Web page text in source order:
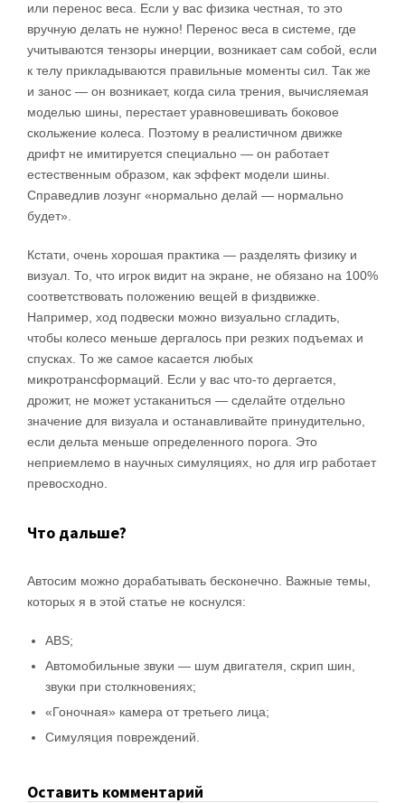
или перенос веса. Если у вас физика честная, то это
вручную делать не нужно! Перенос веса в системе, где
учитываются тензоры инерции, возникает сам собой, если
к телу прикладываются правильные моменты сил. Так же
и занос — он возникает, когда сила трения, вычисляемая
моделью шины, перестает уравновешивать боковое
скольжение колеса. Поэтому в реалистичном движке
дрифт не имитируется специально — он работает
естественным образом, как эффект модели шины.
Справедлив лозунг «нормально делай — нормально
будет».
Кстати, очень хорошая практика — разделять физику и
визуал. То, что игрок видит на экране, не обязано на 100%
соответствовать положению вещей в физдвижке.
Например, ход подвески можно визуально сгладить,
чтобы колесо меньше дергалось при резких подъемах и
спусках. То же самое касается любых
микротрансформаций. Если у вас что-то дергается,
дрожит, не может устаканиться — сделайте отдельно
значение для визуала и останавливайте принудительно,
если дельта меньше определенного порога. Это
неприемлемо в научных симуляциях, но для игр работает
превосходно.
Что дальше?
Автосим можно дорабатывать бесконечно. Важные темы,
которых я в этой статье не коснулся:
ABS;
Автомобильные звуки — шум двигателя, скрип шин,
звуки при столкновениях;
«Гоночная» камера от третьего лица;
Симуляция повреждений.
Оставить комментарий